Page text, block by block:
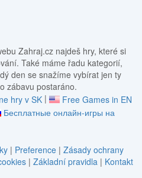
Zahraj.cz najdeš hry, které si
Také máme řadu kategorií,
den se snažíme vybírat jen ty
zábavu postaráno.
hry v SK |
Free Games in EN
Бесплатные онлайн-игры на
| Preference | Zásady ochrany
| Základní pravidla | Kontakt